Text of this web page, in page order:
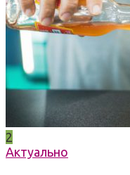
2
Актуально